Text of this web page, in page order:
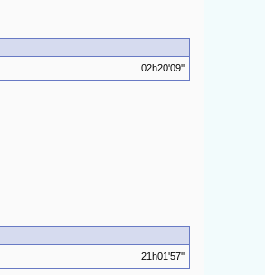
02h20'09''
21h01'57''